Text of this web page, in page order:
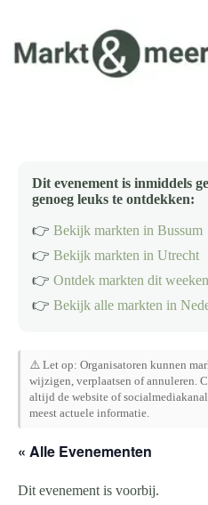
inhoud
Dit evenement is inmiddels
genoeg leuks te ontdekken:
👉 Bekijk markten in Bussum
👉 Bekijk markten in Utrecht
👉 Ontdek markten dit
👉 Bekijk alle markten in
⚠️ Let op: Organisatoren kunnen
wijzigen, verplaatsen of annuleren.
altijd de website of
meest actuele informatie.
« Alle Evenementen
Dit evenement is voorbij.